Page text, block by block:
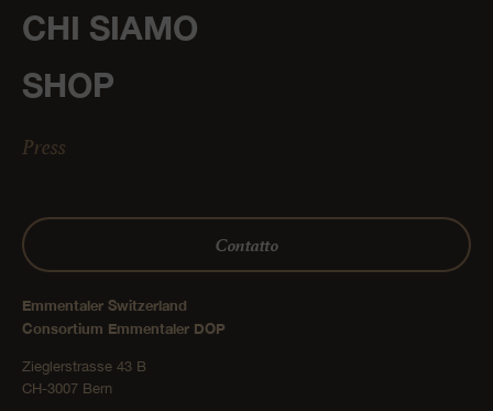
CHI SIAMO
SHOP
Press
Contatto
Emmentaler Switzerland
Consortium Emmentaler DOP
Zieglerstrasse 43 B
CH-3007 Bern